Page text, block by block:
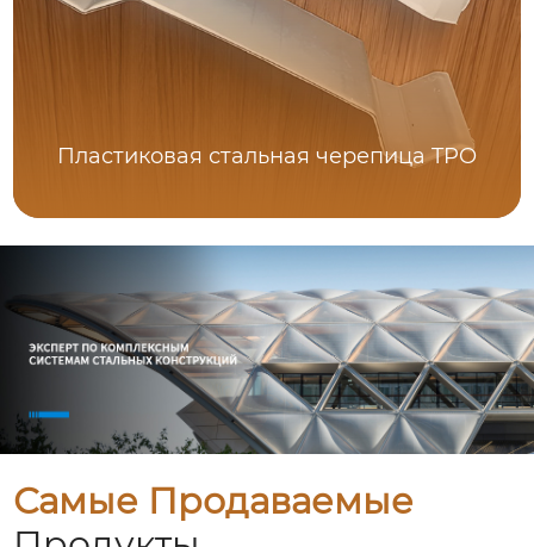
Пластиковая стальная черепица TPO
Самые Продаваемые